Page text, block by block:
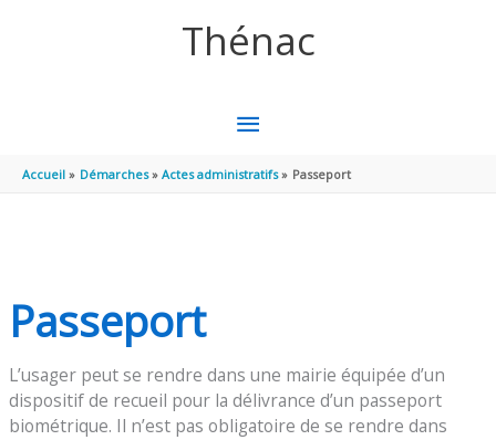
Thénac
MENU
PRINCIPAL
Accueil Démarches Actes administratifs Passeport
Passeport
L’usager peut se rendre dans une mairie équipée d’un
dispositif de recueil pour la délivrance d’un passeport
biométrique. Il n’est pas obligatoire de se rendre dans